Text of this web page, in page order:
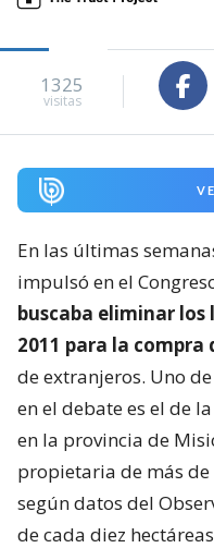
1325
visitas
En las últimas
impulsó en el
buscaba eliminar
2011 para la compra
de extranjeros. Uno
en el debate es el de
en la provincia de
propietaria de más de
según datos del
de cada diez